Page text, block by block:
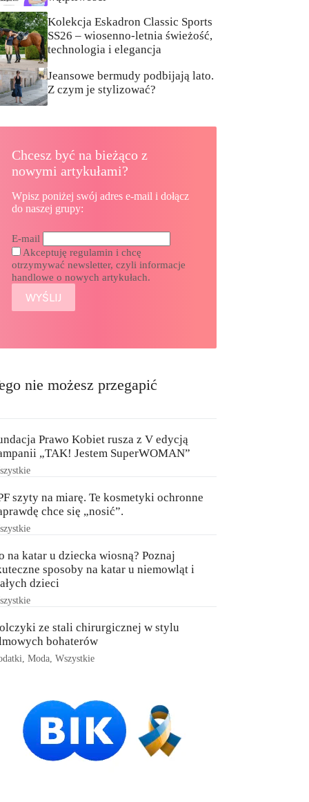
Kolekcja Eskadron Classic Sports
SS26 – wiosenno-letnia świeżość,
technologia i elegancja
Jeansowe bermudy podbijają lato.
Z czym je stylizować?
Chcesz być na bieżąco z
nowymi artykułami?
Wpisz poniżej swój adres e-mail i dołącz
do naszej grupy:
E-mail
Akceptuję regulamin i chcę
otrzymywać newsletter, czyli informacje
handlowe o nowych artykułach.
nie możesz przegapić
Prawo Kobiet rusza z V edycją
„TAK! Jestem SuperWOMAN”
szyty na miarę. Te kosmetyki ochronne
chce się „nosić”.
na katar u dziecka wiosną? Poznaj
sposoby na katar u niemowląt i
dzieci
ze stali chirurgicznej w stylu
bohaterów
,Moda ,Wszystkie